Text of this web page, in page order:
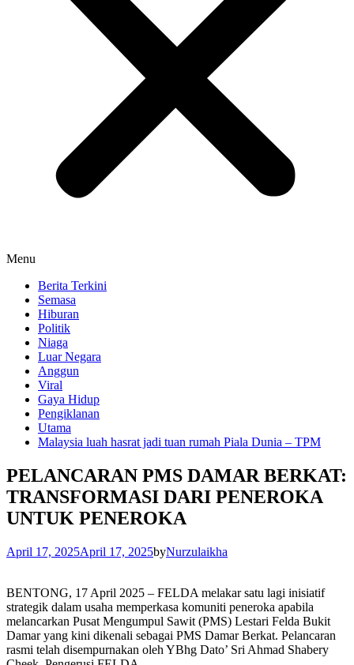
Menu
Berita Terkini
Semasa
Hiburan
Politik
Niaga
Luar Negara
Anggun
Viral
Gaya Hidup
Pengiklanan
Utama
Malaysia luah hasrat jadi tuan rumah Piala Dunia – TPM
PELANCARAN PMS DAMAR BERKAT:
TRANSFORMASI DARI PENEROKA
UNTUK PENEROKA
April 17, 2025April 17, 2025byNurzulaikha
BENTONG, 17 April 2025 – FELDA melakar satu lagi inisiatif
strategik dalam usaha memperkasa komuniti peneroka apabila
melancarkan Pusat Mengumpul Sawit (PMS) Lestari Felda Bukit
Damar yang kini dikenali sebagai PMS Damar Berkat. Pelancaran
rasmi telah disempurnakan oleh YBhg Dato’ Sri Ahmad Shabery